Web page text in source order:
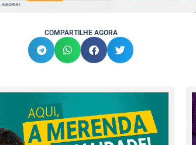
COMPARTILHE AGORA